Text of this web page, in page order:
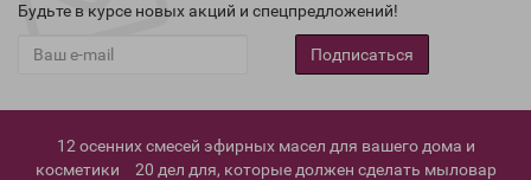
Будьте в курсе новых акций и спецпредложений!
Подписаться
12 осенних смесей эфирных масел для вашего дома и
косметики
20 дел для, которые должен сделать мыловар